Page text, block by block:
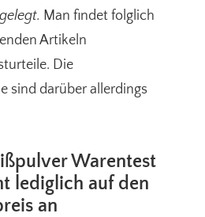
Man findet folglich
Artikeln
Die
sind darüber allerdings
Warentest
lediglich auf den
an